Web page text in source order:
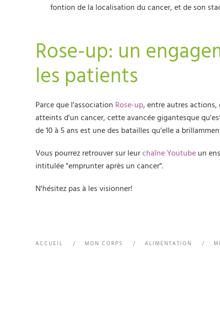
fontion de la localisation du cancer, et de son
Rose-up: un
les patients
Parce que l'association Rose-up, entre autres
atteints d'un cancer, cette avancée gigantesque
de 10 à 5 ans est une des batailles qu'elle a
Vous pourrez retrouver sur leurchaîne Youtube un
intitulée "emprunter après un cancer".
N'hésitez pas à les visionner!
ACCUEIL MON CORPS ALIMENTATION